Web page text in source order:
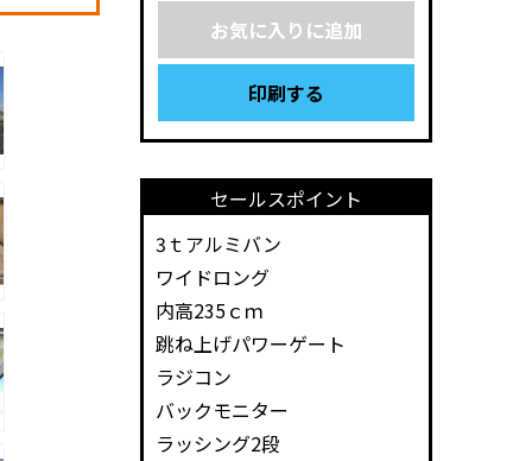
お気に入りに追加
印刷する
セールスポイント
3ｔアルミバン
ワイドロング
内高235ｃｍ
跳ね上げパワーゲート
ラジコン
バックモニター
ラッシング2段